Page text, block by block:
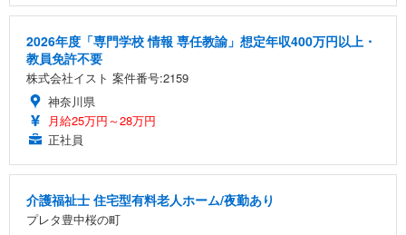
2026年度「専門学校 情報 専任教諭」想定年収400万円以上・
教員免許不要
株式会社イスト 案件番号:2159
神奈川県
月給25万円～28万円
正社員
介護福祉士 住宅型有料老人ホーム/夜勤あり
プレタ豊中桜の町